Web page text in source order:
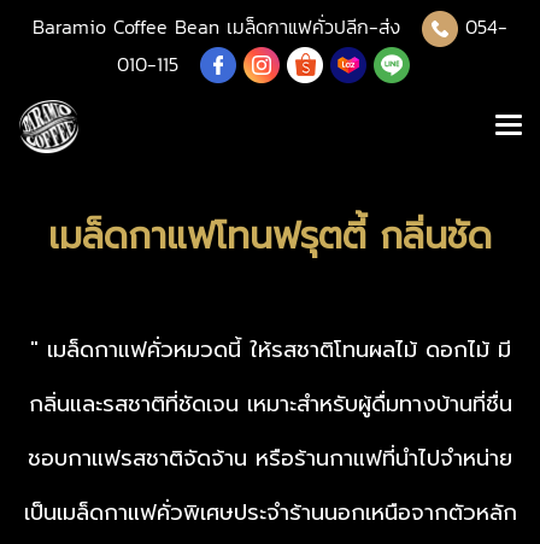
Baramio Coffee Bean เมล็ดกาแฟคั่วปลีก-ส่ง
054-
010-115
เมล็ดกาแฟโทนฟรุตตี้ กลิ่นชัด
" เมล็ดกาแฟคั่วหมวดนี้ ให้รสชาติโทนผลไม้ ดอกไม้ มี
กลิ่นและรสชาติที่ชัดเจน เหมาะสำหรับผู้ดื่มทางบ้านที่ชื่น
ชอบกาแฟรสชาติจัดจ้าน หรือร้านกาแฟที่นำไปจำหน่าย
เป็นเมล็ดกาแฟคั่วพิเศษประจำร้านนอกเหนือจากตัวหลัก